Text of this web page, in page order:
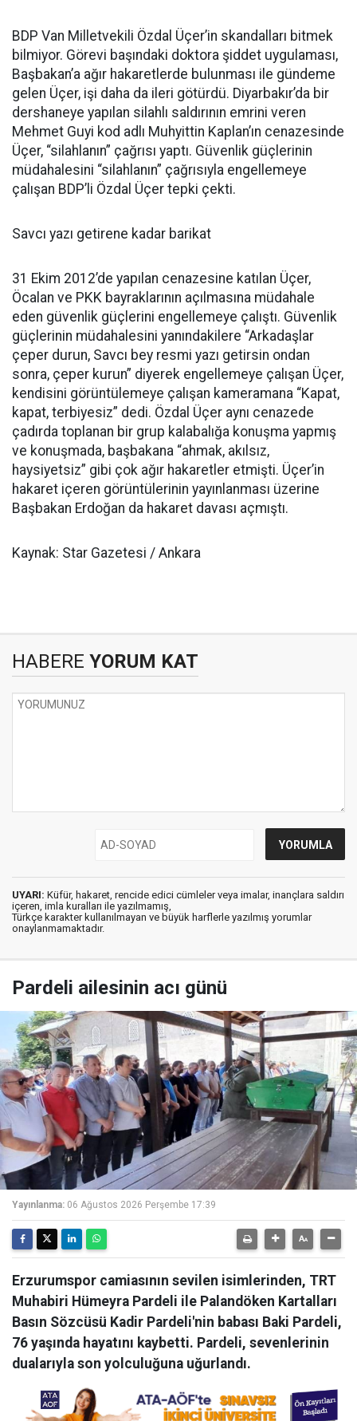
BDP Van Milletvekili Özdal Üçer’in skandalları bitmek
bilmiyor. Görevi başındaki doktora şiddet uygulaması,
Başbakan’a ağır hakaretlerde bulunması ile gündeme
gelen Üçer, işi daha da ileri götürdü. Diyarbakır’da bir
dershaneye yapılan silahlı saldırının emrini veren
Mehmet Guyi kod adlı Muhyittin Kaplan’ın cenazesinde
Üçer, “silahlanın” çağrısı yaptı. Güvenlik güçlerinin
müdahalesini “silahlanın” çağrısıyla engellemeye
çalışan BDP’li Özdal Üçer tepki çekti.
Savcı yazı getirene kadar barikat
31 Ekim 2012’de yapılan cenazesine katılan Üçer,
Öcalan ve PKK bayraklarının açılmasına müdahale
eden güvenlik güçlerini engellemeye çalıştı. Güvenlik
güçlerinin müdahalesini yanındakilere “Arkadaşlar
çeper durun, Savcı bey resmi yazı getirsin ondan
sonra, çeper kurun” diyerek engellemeye çalışan Üçer,
kendisini görüntülemeye çalışan kameramana “Kapat,
kapat, terbiyesiz” dedi. Özdal Üçer aynı cenazede
çadırda toplanan bir grup kalabalığa konuşma yapmış
ve konuşmada, başbakana “ahmak, akılsız,
haysiyetsiz” gibi çok ağır hakaretler etmişti. Üçer’in
hakaret içeren görüntülerinin yayınlanması üzerine
Başbakan Erdoğan da hakaret davası açmıştı.
Kaynak: Star Gazetesi / Ankara
HABERE YORUM KAT
UYARI: Küfür, hakaret, rencide edici cümleler veya imalar, inançlara saldırı
içeren, imla kuralları ile yazılmamış,
Türkçe karakter kullanılmayan ve büyük harflerle yazılmış yorumlar
onaylanmamaktadır.
Pardeli ailesinin acı günü
Yayınlanma: 06 Ağustos 2026 Perşembe 17:39
Erzurumspor camiasının sevilen isimlerinden, TRT
Muhabiri Hümeyra Pardeli ile Palandöken Kartalları
Basın Sözcüsü Kadir Pardeli'nin babası Baki Pardeli,
76 yaşında hayatını kaybetti. Pardeli, sevenlerinin
dualarıyla son yolculuğuna uğurlandı.